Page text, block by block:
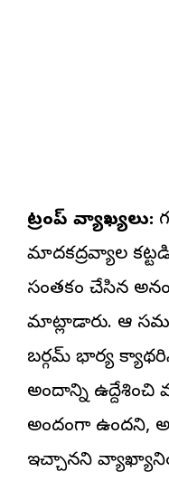
ట్రంప్ వ్యాఖ్యలు:
మాదకద్రవ్యాల
సంతకం చేసిన
మాట్లాడారు. ఆ
బర్గమ్ భార్య
అందాన్ని
అందంగా ఉందని,
ఇచ్చానని